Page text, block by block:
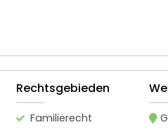
Rechtsgebieden
Familierecht